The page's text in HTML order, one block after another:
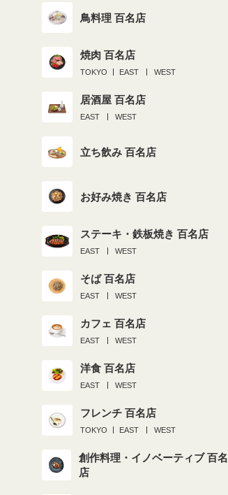
鳥料理 百名店
焼肉 百名店
TOKYO EAST WEST
居酒屋 百名店
EAST WEST
立ち飲み 百名店
お好み焼き 百名店
ステーキ・鉄板焼き 百名店
EAST WEST
そば 百名店
EAST WEST
カフェ 百名店
EAST WEST
洋食 百名店
EAST WEST
フレンチ 百名店
TOKYO EAST WEST
創作料理・イノベーティブ 百名
店